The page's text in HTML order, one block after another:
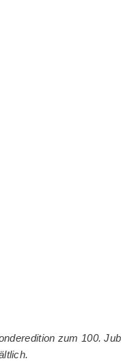
zum 100.